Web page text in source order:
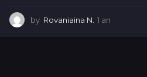
by Rovaniaina N. 1 an